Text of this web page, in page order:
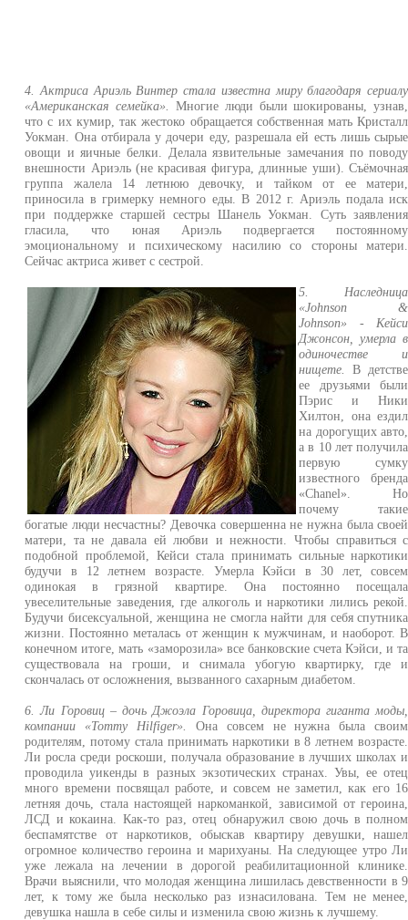
4. Актриса Ариэль Винтер стала известна миру благодаря сериалу
«Американская семейка».
Многие люди были шокированы, узнав,
что с их кумир, так жестоко обращается собственная мать Кристалл
Уокман. Она отбирала у дочери еду, разрешала ей есть лишь сырые
овощи и яичные белки. Делала язвительные замечания по поводу
внешности Ариэль (не красивая фигура, длинные уши). Съёмочная
группа жалела 14 летнюю девочку, и тайком от ее матери,
приносила в гримерку немного еды. В 2012 г. Ариэль подала иск
при поддержке старшей сестры Шанель Уокман. Суть заявления
гласила, что юная Ариэль подвергается постоянному
эмоциональному и психическому насилию со стороны матери.
Сейчас актриса живет с сестрой.
5. Наследница
«Johnson &
Johnson» - Кейси
Джонсон, умерла в
одиночестве и
нищете.
В детстве
ее друзьями были
Пэрис и Ники
Хилтон, она ездил
на дорогущих авто,
а в 10 лет получила
первую сумку
известного бренда
«Chanel». Но
почему такие
богатые люди несчастны? Девочка совершенна не нужна была своей
матери, та не давала ей любви и нежности. Чтобы справиться с
подобной проблемой, Кейси стала принимать сильные наркотики
будучи в 12 летнем возрасте. Умерла Кэйси в 30 лет, совсем
одинокая в грязной квартире. Она постоянно посещала
увеселительные заведения, где алкоголь и наркотики лились рекой.
Будучи бисексуальной, женщина не смогла найти для себя спутника
жизни. Постоянно металась от женщин к мужчинам, и наоборот. В
конечном итоге, мать «заморозила» все банковские счета Кэйси, и та
существовала на гроши, и снимала убогую квартирку, где и
скончалась от осложнения, вызванного сахарным диабетом.
6. Ли Горовиц – дочь Джоэла Горовица, директора гиганта моды,
компании «Tommy Hilfiger».
Она совсем не нужна была своим
родителям, потому стала принимать наркотики в 8 летнем возрасте.
Ли росла среди роскоши, получала образование в лучших школах и
проводила уикенды в разных экзотических странах. Увы, ее отец
много времени посвящал работе, и совсем не заметил, как его 16
летняя дочь, стала настоящей наркоманкой, зависимой от героина,
ЛСД и кокаина. Как-то раз, отец обнаружил свою дочь в полном
беспамятстве от наркотиков, обыскав квартиру девушки, нашел
огромное количество героина и марихуаны. На следующее утро Ли
уже лежала на лечении в дорогой реабилитационной клинике.
Врачи выяснили, что молодая женщина лишилась девственности в 9
лет, к тому же была несколько раз изнасилована. Тем не менее,
девушка нашла в себе силы и изменила свою жизнь к лучшему.